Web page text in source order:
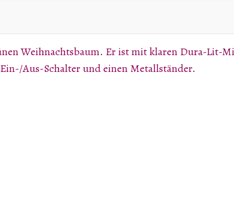
Weihnachtsbaum. Er ist mit klaren Dura-Lit-
Aus-Schalter und einen Metallständer.